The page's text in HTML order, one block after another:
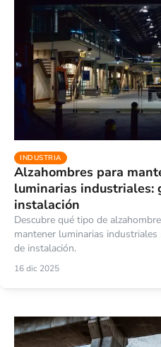
INDUSTRIA
Alzahombres para
luminarias industriales:
instalación
Descubre qué tipo de
mantener luminarias
de instalación.
16 dic 2025